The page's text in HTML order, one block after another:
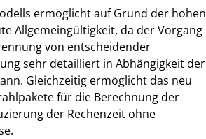
ermöglicht auf Grund der hohen
Allgemeingültigkeit, da der Vorgang
von entscheidender
sehr detailliert in Abhängigkeit der
Gleichzeitig ermöglicht das neu
für die Berechnung der
der Rechenzeit ohne